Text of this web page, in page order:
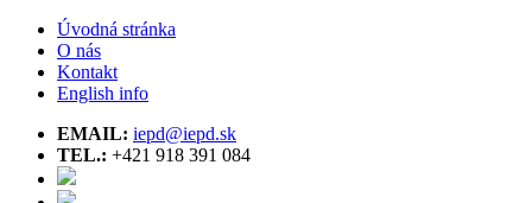
Úvodná stránka
O nás
Kontakt
English info
EMAIL: iepd@iepd.sk
TEL.: +421 918 391 084